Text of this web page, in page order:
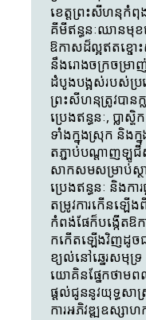
ខេត្តព្រះសីហនុកំ
គីមីឥន្ធនៈឈានមុខ
ឱកាសដ៏ល្អឥតខ្ច
នឹងរោងចក្រចម្រា
ដំបូងបង្អស់របស់ប្រ
ព្រះសីហនុត្រូវបានក្
ប្រេងឥន្ធនៈ, ប្លា
ទាំងក្នុងស្រុក និង
តភ្ជាប់បណ្តាញឡូជីស្
សាកសមសម្រាប់ស្ថ
ប្រេងឥន្ធនៈ និងកា
តម្រូវការកើនឡើ
កំពង់ផែក៏បង្កើត
កកើតឡើងវិញដូច
ខ្យល់នៅឆ្នេរសមុទ្
យោគិនផ្នែកថាមព
ផ្តល់ជូននូវយុទ្ធសា
ការអភិវឌ្ឍឧស្សាហ